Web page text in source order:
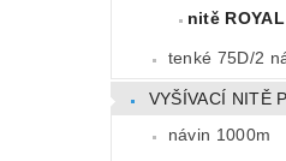
nitě
tenké 75D/2
VYŠÍVACÍ NITĚ
návin 1000m